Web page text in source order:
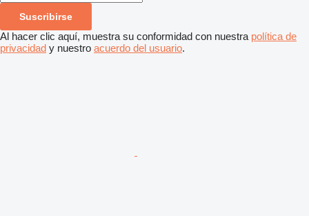
Suscribirse
Al hacer clic aquí, muestra su conformidad con nuestra política de
privacidad y nuestro acuerdo del usuario.